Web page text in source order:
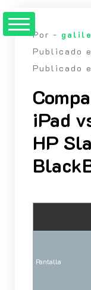
contenido
Por -
Publicado
Publicado
iPad
HP
Pantalla